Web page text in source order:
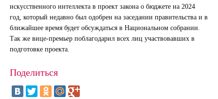
искусственного интеллекта в проект закона о бюджете на 2024
год, который недавно был одобрен на заседании правительства и в
ближайшее время будет обсуждаться в Национальном собрании.
Так же вице-премьер поблагодарил всех лиц участвовавших в
подготовке проекта.
Поделиться